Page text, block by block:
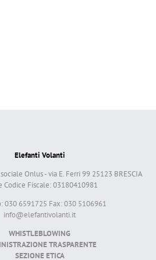
Elefanti Volanti
Onlus - via E. Ferri 99 25123 BRESCIA
Codice Fiscale: 03180410981
030 6591725 Fax: 030 5106961
info@elefantivolanti.it
WHISTLEBLOWING
TRASPARENTE
SEZIONE ETICA